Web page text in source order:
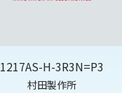
1217AS-H-3R3N=P3
村田製作所